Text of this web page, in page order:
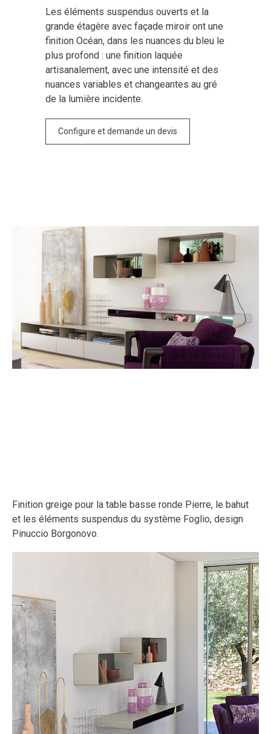
Les éléments suspendus ouverts et la
grande étagère avec façade miroir ont une
finition Océan, dans les nuances du bleu le
plus profond : une finition laquée
artisanalement, avec une intensité et des
nuances variables et changeantes au gré
de la lumière incidente.
Configure et demande un devis
Finition greige pour la table basse ronde Pierre, le bahut
et les éléments suspendus du système Foglio, design
Pinuccio Borgonovo.